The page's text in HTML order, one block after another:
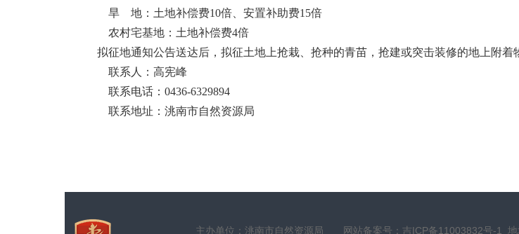
旱
地：土地补偿费10倍、安置补助费15倍
农村宅基地：土地补偿费4倍
拟征地通知公告送达后，拟征土地上抢栽、抢种的青苗，抢建或突击装修的地上附着
联系人：高宪峰
联系电话： 0436-6329894
联系地址：洮南市自然资源局
主办单位：洮南市自然资源局 网站备案号：吉ICP备11003832号-1